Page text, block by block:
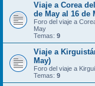
Viaje a Corea
de May al 16 de
Foro del viaje a
May
Temas: 9
Viaje a
May)
Foro del viaje a
Temas: 9